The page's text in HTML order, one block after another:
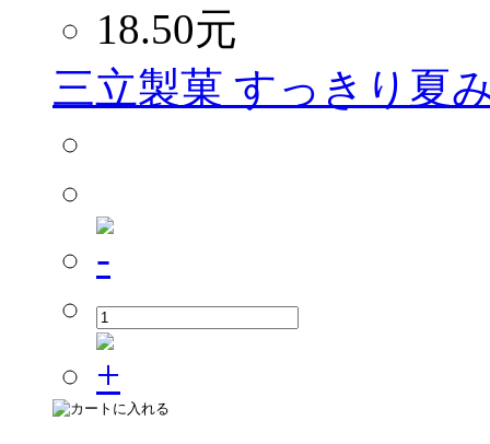
18.50元
三立製菓 すっきり夏